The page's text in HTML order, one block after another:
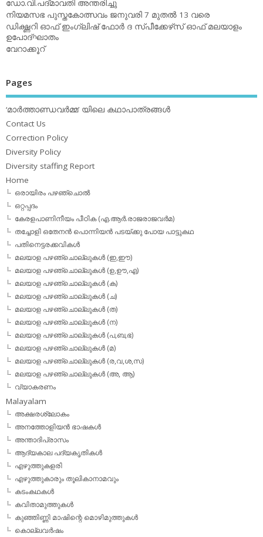
ഡോ.വി.പദ്മാവതി അന്തരിച്ചു
നിയമസഭ പുസ്തകോത്സവം ജനുവരി 7 മുതല്‍ 13 വരെ
ഡിക്ഷ്ണറി ഓഫ് ഇംഗ്ലിഷ് ഫോര്‍ ദ സ്പീക്കേഴ്‌സ് ഓഫ് മലയാളം
ഉപോദ്ഘാതം
വേറാക്കൂറ്
Pages
‘മാര്‍ത്താണ്ഡവര്‍മ്മ’ യിലെ കഥാപാത്രങ്ങള്‍
Contact Us
Correction Policy
Diversity Policy
Diversity staffing Report
Home
ഒരായിരം പഴഞ്ചൊല്‍
ഒറ്റപ്പദം
കേരളപാണിനീയം പീഠിക (എ.ആര്‍.രാജരാജവര്‍മ)
തച്ചോളി ഒതേനൻ പൊന്നിയൻ പടയ്‌ക്കു പോയ പാട്ടുകഥ
പതിനെട്ടരക്കവികള്‍
മലയാള പഴഞ്ചൊല്ലുകള്‍ (ഇ,ഈ)
മലയാള പഴഞ്ചൊല്ലുകള്‍ (ഉ,ഊ,എ)
മലയാള പഴഞ്ചൊല്ലുകള്‍ (ക)
മലയാള പഴഞ്ചൊല്ലുകള്‍ (ച)
മലയാള പഴഞ്ചൊല്ലുകള്‍ (ത)
മലയാള പഴഞ്ചൊല്ലുകള്‍ (ന)
മലയാള പഴഞ്ചൊല്ലുകള്‍ (പ,ബ,ഭ)
മലയാള പഴഞ്ചൊല്ലുകള്‍ (മ)
മലയാള പഴഞ്ചൊല്ലുകള്‍ (ര,വ,ശ,സ)
മലയാള പഴഞ്ചൊല്ലുകൾ (അ, ആ)
വ്യാകരണം
Malayalam
അക്ഷരശ്ലോകം
അനത്തോളിയന്‍ ഭാഷകള്‍
അന്താദിപ്രാസം
ആദ്യകാല പദ്യകൃതികള്‍
എഴുത്തുകളരി
എഴുത്തുകാരും തൂലികാനാമവും
കടംകഥകള്‍
കവിതാമുത്തുകള്‍
കുഞ്ഞിണ്ണി മാഷിന്റെ മൊഴിമുത്തുകള്‍
കൊല്ലവര്‍ഷം